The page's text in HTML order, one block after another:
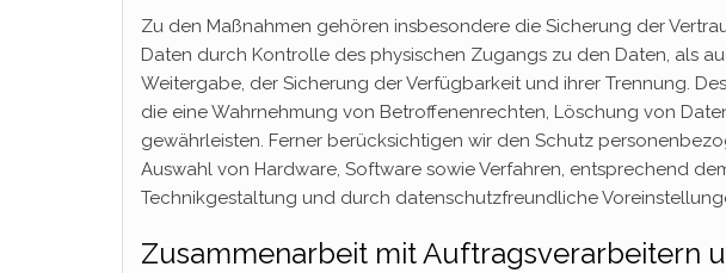
Zu den Maßnahmen gehören insbesondere die Sicherung der
Daten durch Kontrolle des physischen Zugangs zu den Daten, als
Weitergabe, der Sicherung der Verfügbarkeit und ihrer Trennung.
die eine Wahrnehmung von Betroffenenrechten, Löschung von
gewährleisten. Ferner berücksichtigen wir den Schutz
Auswahl von Hardware, Software sowie Verfahren, entsprechend
Technikgestaltung und durch datenschutzfreundliche
Zusammenarbeit mit Auftragsverarbeitern